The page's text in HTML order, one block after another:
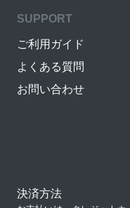
SUPPORT
ご利用ガイド
よくある質問
お問い合わせ
決済方法